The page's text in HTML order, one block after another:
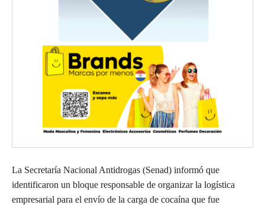
La Secretaría Nacional Antidrogas (Senad) informó que
identificaron un bloque responsable de organizar la logística
empresarial para el envío de la carga de cocaína que fue